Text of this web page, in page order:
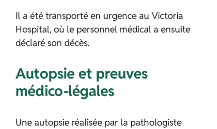
Il a été transporté en urgence au Victoria
Hospital, où le personnel médical a ensuite
déclaré son décès.
Autopsie et preuves
médico-légales
Une autopsie réalisée par la pathologiste